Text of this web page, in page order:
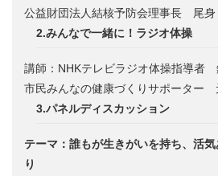
公益財団法人結核予防会理事長 尾
2.みんなで一緒に！ラジオ体操
講師：NHKテレビラジオ体操指導
市民みんなの健康づくりサポーター
3.パネルディスカッション
テーマ：誰もが生きがいを持ち、活
り